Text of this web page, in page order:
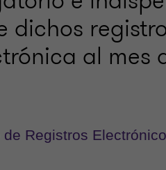
dichos
al mes
Registros